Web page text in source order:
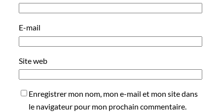
E-mail
Site web
Enregistrer mon nom, mon e-mail et mon site dans
le navigateur pour mon prochain commentaire.